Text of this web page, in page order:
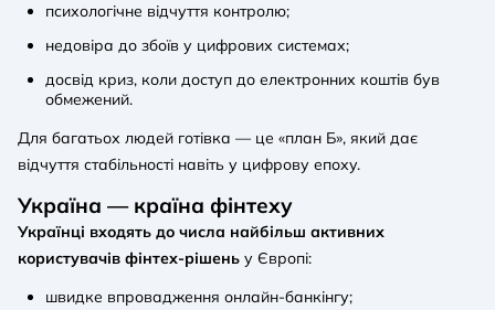
психологічне відчуття контролю;
недовіра до збоїв у цифрових системах;
досвід криз, коли доступ до електронних коштів був
обмежений.
Для багатьох людей готівка — це «план Б», який дає
відчуття стабільності навіть у цифрову епоху.
Україна — країна фінтеху
Українці входять до числа найбільш активних
користувачів фінтех-рішень у Європі:
швидке впровадження онлайн-банкінгу;